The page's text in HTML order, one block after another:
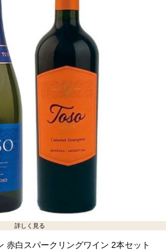
詳しく見る
赤白スパークリングワイン 2本セット